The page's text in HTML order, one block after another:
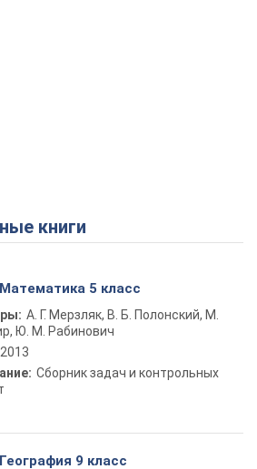
книги
5 класс
А. Г. Мерзляк, В. Б. Полонский, М.
Ю. М. Рабинович
2013
Сборник задач и контрольных
9 класс